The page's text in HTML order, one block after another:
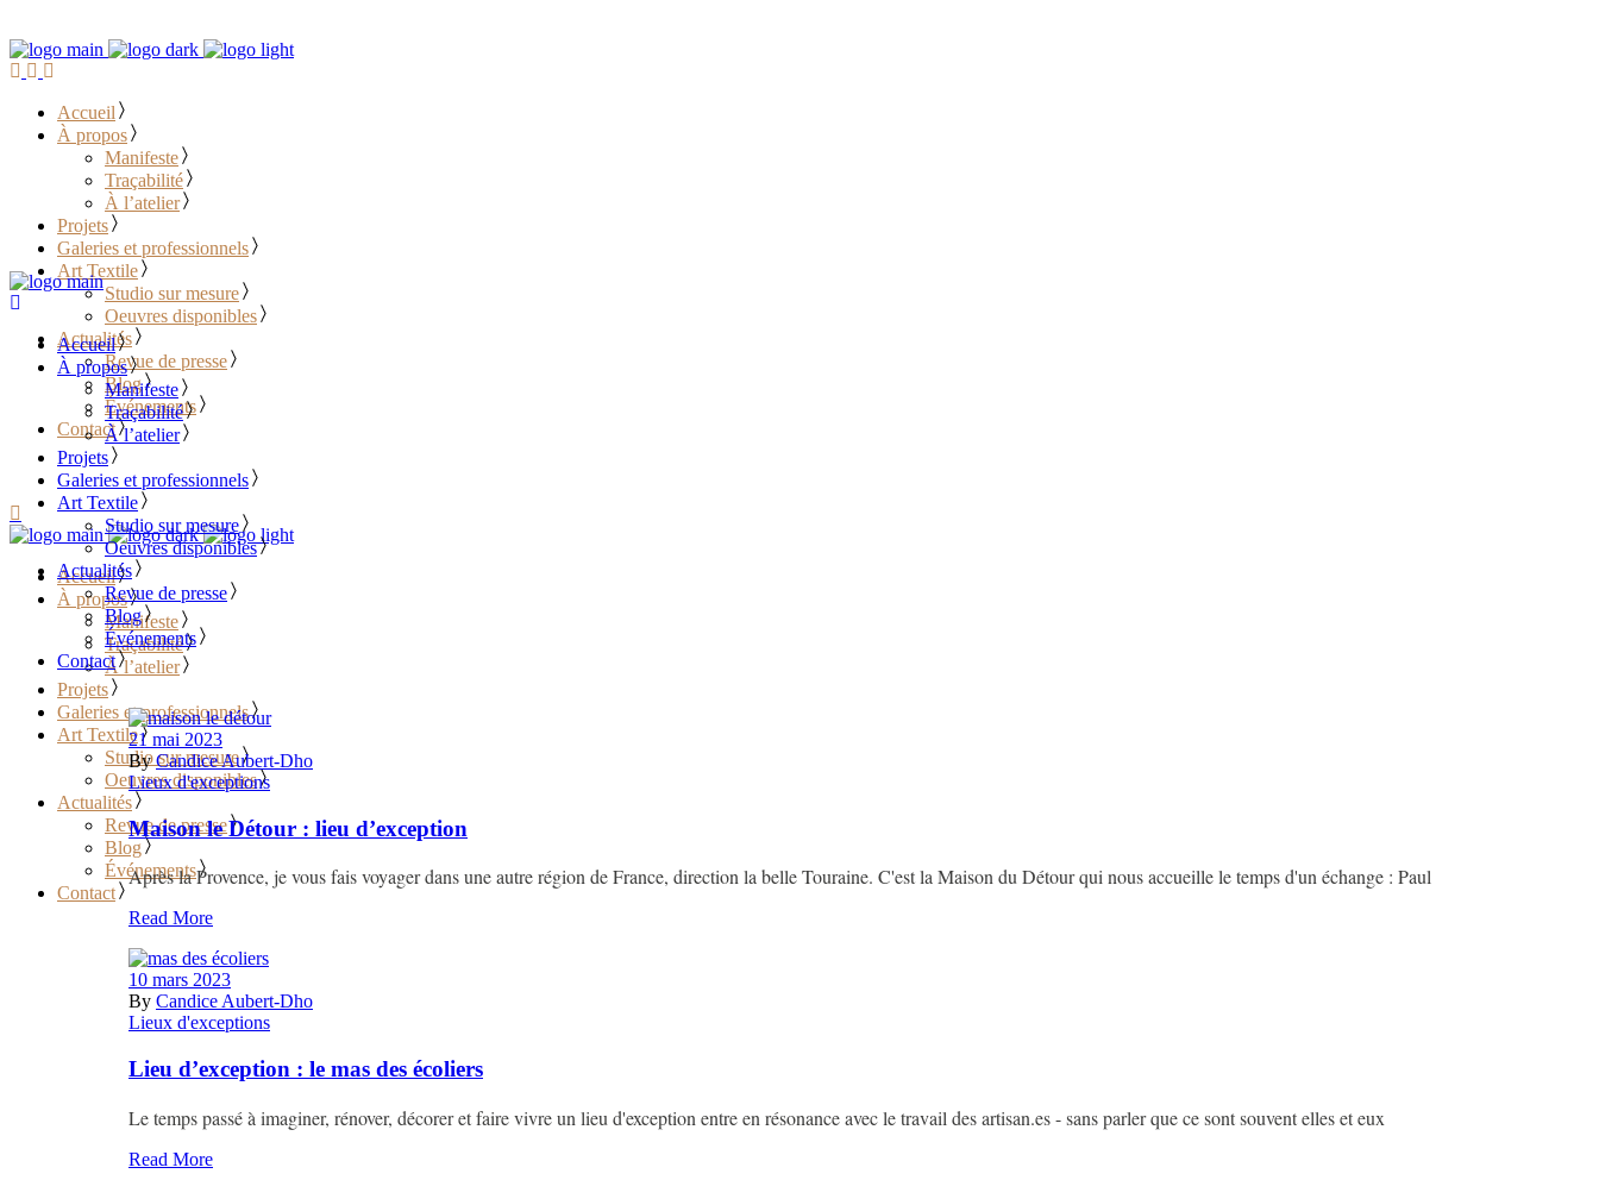
Accueil
À propos
Manifeste
Traçabilité
À l’atelier
Projets
Galeries et professionnels
Art Textile
Studio sur mesure
Oeuvres disponibles
Actualités
Revue de presse
Blog
Événements
Contact
………………………………
Accueil
À propos
Manifeste
Traçabilité
À l’atelier
Projets
Galeries et professionnels
Art Textile
Studio sur mesure
Oeuvres disponibles
Actualités
Revue de presse
Blog
Événements
Contact
Accueil
À propos
Manifeste
Traçabilité
À l’atelier
Projets
Galeries et professionnels
Art Textile
Studio sur mesure
Oeuvres disponibles
Actualités
Revue de presse
Blog
Événements
Contact
21 mai 2023
By Candice Aubert-Dho
Lieux d'exceptions
Maison le Détour : lieu d’exception
Après la Provence, je vous fais voyager dans une autre région de France, direction la belle Touraine. C'est la Maison du Détour qui nous accueille le temps d'un échange : Paul
Read More
10 mars 2023
By Candice Aubert-Dho
Lieux d'exceptions
Lieu d’exception : le mas des écoliers
Le temps passé à imaginer, rénover, décorer et faire vivre un lieu d'exception entre en résonance avec le travail des artisan.es - sans parler que ce sont souvent elles et eux
Read More